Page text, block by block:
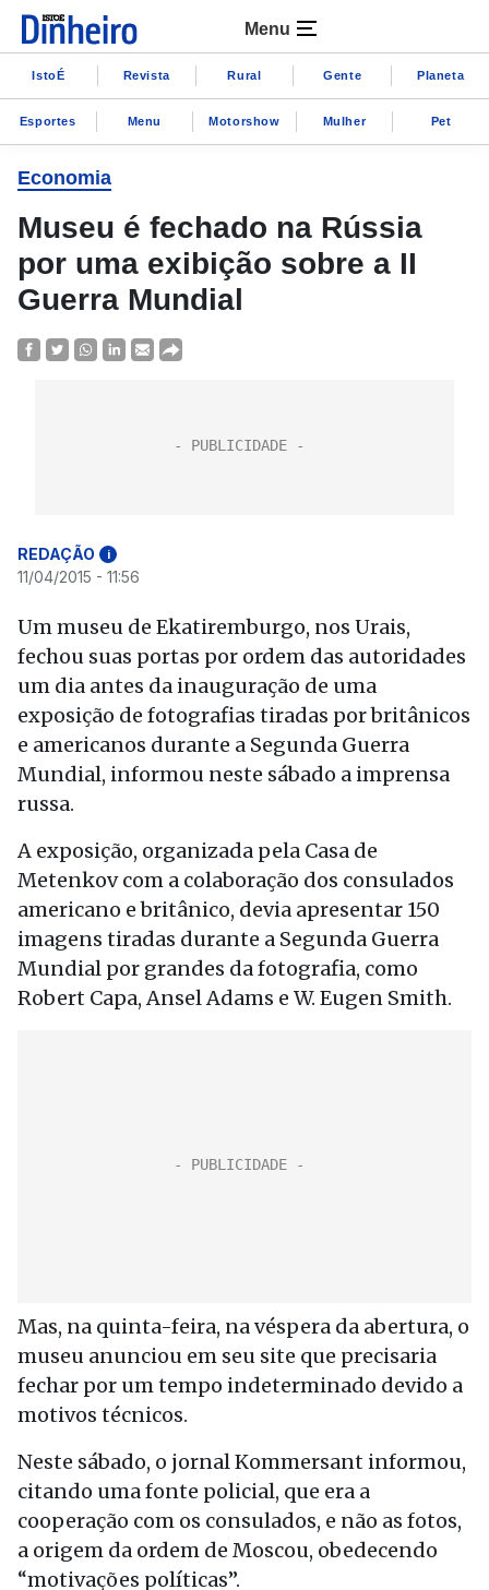
Menu
IstoÉ Revista Rural Gente Planeta
Esportes Menu Motorshow Mulher Pet
Economia
Museu é fechado na Rússia
por uma exibição sobre a II
Guerra Mundial
REDAÇÃO i
11/04/2015 - 11:56
Um museu de Ekatiremburgo, nos Urais,
fechou suas portas por ordem das autoridades
um dia antes da inauguração de uma
exposição de fotografias tiradas por britânicos
e americanos durante a Segunda Guerra
Mundial, informou neste sábado a imprensa
russa.
A exposição, organizada pela Casa de
Metenkov com a colaboração dos consulados
americano e britânico, devia apresentar 150
imagens tiradas durante a Segunda Guerra
Mundial por grandes da fotografia, como
Robert Capa, Ansel Adams e W. Eugen Smith.
Mas, na quinta-feira, na véspera da abertura, o
museu anunciou em seu site que precisaria
fechar por um tempo indeterminado devido a
motivos técnicos.
Neste sábado, o jornal Kommersant informou,
citando uma fonte policial, que era a
cooperação com os consulados, e não as fotos,
a origem da ordem de Moscou, obedecendo
“motivações políticas”.